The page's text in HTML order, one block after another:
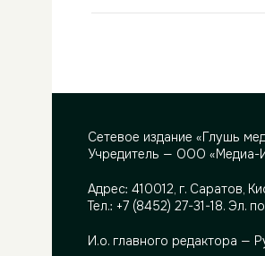
Сетевое издание «Глушь
Учредитель — ООО «Медиа-
Адрес: 410012, г. Саратов,
Тел.: +7 (8452) 27-31-18. Эл.
И.о. главного редактора —